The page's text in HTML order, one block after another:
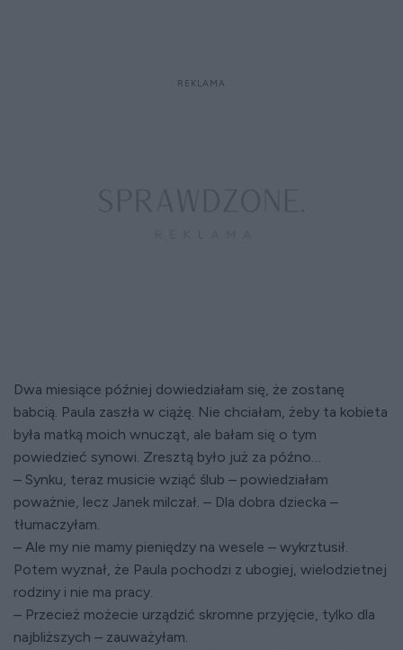
Dwa miesiące później dowiedziałam się, że zostanę
babcią. Paula zaszła w ciążę. Nie chciałam, żeby ta kobieta
była matką moich wnucząt, ale bałam się o tym
powiedzieć synowi. Zresztą było już za późno…
– Synku, teraz musicie wziąć ślub – powiedziałam
poważnie, lecz Janek milczał. – Dla dobra dziecka –
tłumaczyłam.
– Ale my nie mamy pieniędzy na wesele – wykrztusił.
Potem wyznał, że Paula pochodzi z ubogiej, wielodzietnej
rodziny i nie ma pracy.
– Przecież możecie urządzić skromne przyjęcie, tylko dla
najbliższych – zauważyłam.